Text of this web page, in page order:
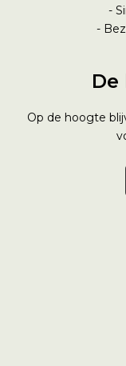
-
-
Op de hoogte